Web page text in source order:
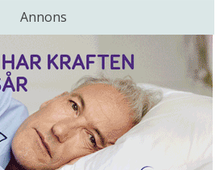
Annons